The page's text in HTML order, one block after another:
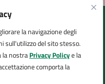
la navigazione degli
sull'utilizzo del sito stesso.
la nostraPrivacy Policye la
comporta la
su questa
5